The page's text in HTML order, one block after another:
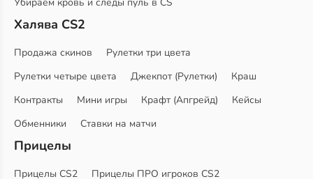
Халява CS2
Продажа скинов
Рулетки три цвета
Рулетки четыре цвета
Джекпот (Рулетки)
Краш
Контракты
Мини игры Крафт (Апгрейд)
Кейсы
Обменники
Ставки на матчи
Прицелы
Прицелы CS2
Прицелы ПРО игроков CS2